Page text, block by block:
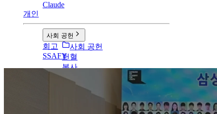
Claude
개인
사회 공헌
사회 공헌
헌혈
봉사
회고
SSAFY